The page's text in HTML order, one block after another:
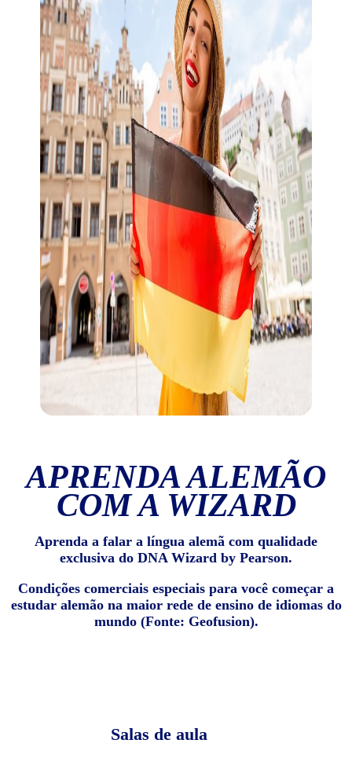
APRENDA ALEMÃO
COM A WIZARD
Aprenda a falar a língua alemã com qualidade
exclusiva do DNA Wizard by Pearson.
Condições comerciais especiais para você começar a
estudar alemão na maior rede de ensino de idiomas do
mundo (Fonte: Geofusion).
Salas de aula